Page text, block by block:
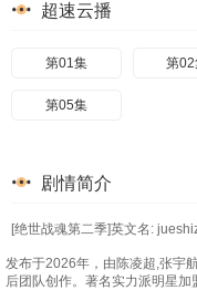
超速云播
第01集 第02
第05集
剧情简介
[绝世战魂第二季]英文名:
发布于2026年，由陈凌超,张宇
后团队创作。著名实力派明星加